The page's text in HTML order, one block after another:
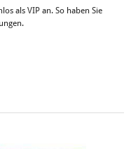
als VIP an. So haben Sie